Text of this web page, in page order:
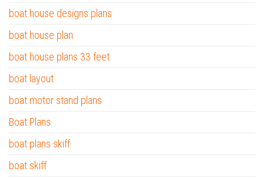
boat house designs plans
boat house plan
boat house plans 33 feet
boat layout
boat motor stand plans
Boat Plans
boat plans skiff
boat skiff